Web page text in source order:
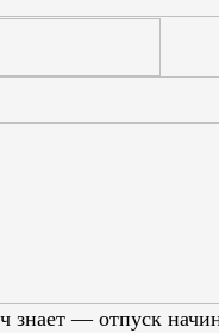
знает — отпуск